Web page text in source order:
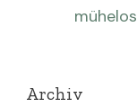
mühelos
Archiv